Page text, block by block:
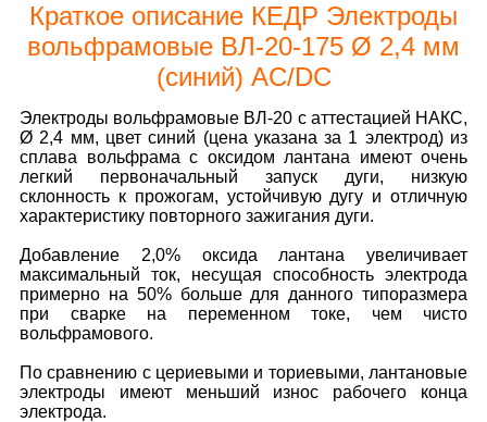
Краткое описание КЕДР Электроды
вольфрамовые ВЛ-20-175 Ø 2,4 мм
(синий) AC/DC
Электроды вольфрамовые ВЛ-20 с аттестацией НАКС,
Ø 2,4 мм, цвет синий (цена указана за 1 электрод) из
сплава вольфрама с оксидом лантана имеют очень
легкий первоначальный запуск дуги, низкую
склонность к прожогам, устойчивую дугу и отличную
характеристику повторного зажигания дуги.
Добавление 2,0% оксида лантана увеличивает
максимальный ток, несущая способность электрода
примерно на 50% больше для данного типоразмера
при сварке на переменном токе, чем чисто
вольфрамового.
По сравнению с цериевыми и ториевыми, лантановые
электроды имеют меньший износ рабочего конца
электрода.